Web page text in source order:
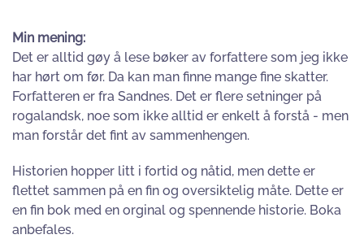
Min mening:
Det er alltid gøy å lese bøker av forfattere som jeg ikke
har hørt om før. Da kan man finne mange fine skatter.
Forfatteren er fra Sandnes. Det er flere setninger på
rogalandsk, noe som ikke alltid er enkelt å forstå - men
man forstår det fint av sammenhengen.
Historien hopper litt i fortid og nåtid, men dette er
flettet sammen på en fin og oversiktelig måte. Dette er
en fin bok med en orginal og spennende historie. Boka
anbefales.